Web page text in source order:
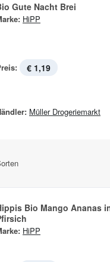
Gute Nacht Brei
HiPP
€ 1,19
Müller Drogeriemarkt
Bio Mango Ananas
HiPP